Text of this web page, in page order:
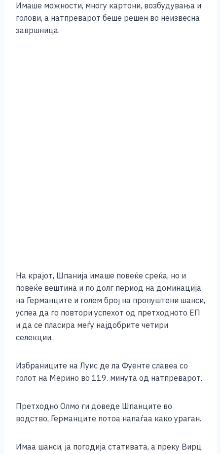
Имаше можности, многу картони, возбудувања и
голови, а натпреварот беше решен во неизвесна
завршница.
На крајот, Шпанија имаше повеќе среќа, но и
повеќе вештина и по долг период на доминација
на Германците и голем број на пропуштени шанси,
успеа да го повтори успехот од претходното ЕП
и да се пласира меѓу најдобрите четири
селекции.
Избраниците на Луис де ла Фуенте славеа со
голот на Мерино во 119. минута од натпреварот.
Претходно Олмо ги доведе Шпанците во
водство, Германците потоа напаѓаа како ураган.
Имаа шанси, ја погодија стативата, а преку Вирц